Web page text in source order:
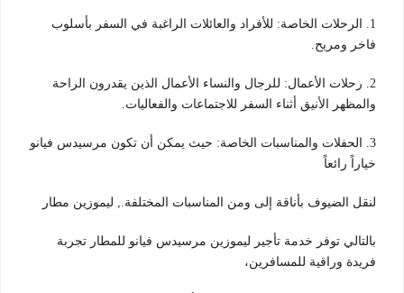
1. الرحلات الخاصة: للأفراد والعائلات الراغبة في السفر بأسلوب
فاخر ومريح.
2. رحلات الأعمال: للرجال والنساء الأعمال الذين يقدرون الراحة
والمظهر الأنيق أثناء السفر للاجتماعات والفعاليات.
3. الحفلات والمناسبات الخاصة: حيث يمكن أن تكون مرسيدس فيانو
خياراً رائعاً
لنقل الضيوف بأناقة إلى ومن المناسبات المختلفة., ليموزين مطار
بالتالي توفر خدمة تأجير ليموزين مرسيدس فيانو للمطار تجربة
فريدة وراقية للمسافرين،